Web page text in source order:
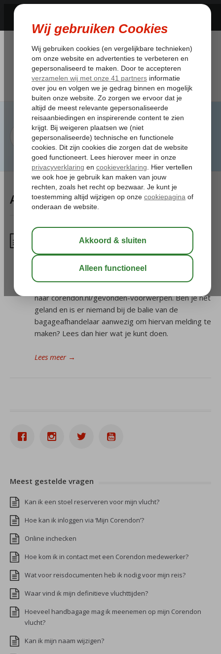
Artikelen Tagged:vergeten
Ik ben iets verloren/vergeten,
wat moet ik doen?
Als je bezittingen verloren/vergeten bent tijdens je
naar corendon.nl/gevonden-voorwerpen. Ben je net
geland en is er niemand bij de balie van de
bagageafhandelaar aanwezig om hiervan melding te
maken? Lees dan hier wat je kunt doen.
Lees meer→
Meest gestelde vragen
Kan ik een stoel reserveren voor mijn vlucht?
Hoe kan ik inloggen via ‘Mijn Corendon’?
Online inchecken
Hoe kom ik in contact met een Corendon medewerker?
Wat voor reisdocumenten heb ik nodig voor mijn reis?
Waar vind ik mijn definitieve vluchttijden?
Hoeveel handbagage mag ik meenemen op mijn Corendon
vlucht?
Kan ik mijn naam wijzigen?